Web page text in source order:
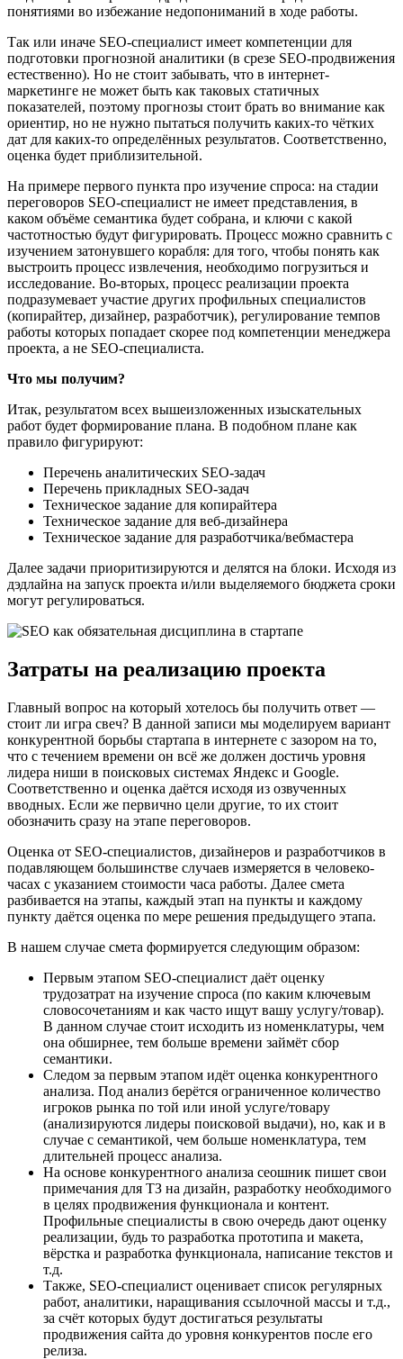
понятиями во избежание недопониманий в ходе работы.
Так или иначе SEO-специалист имеет компетенции для
подготовки прогнозной аналитики (в срезе SEO-продвижения
естественно). Но не стоит забывать, что в интернет-
маркетинге не может быть как таковых статичных
показателей, поэтому прогнозы стоит брать во внимание как
ориентир, но не нужно пытаться получить каких-то чётких
дат для каких-то определённых результатов. Соответственно,
оценка будет приблизительной.
На примере первого пункта про изучение спроса: на стадии
переговоров SEO-специалист не имеет представления, в
каком объёме семантика будет собрана, и ключи с какой
частотностью будут фигурировать. Процесс можно сравнить с
изучением затонувшего корабля: для того, чтобы понять как
выстроить процесс извлечения, необходимо погрузиться и
исследование. Во-вторых, процесс реализации проекта
подразумевает участие других профильных специалистов
(копирайтер, дизайнер, разработчик), регулирование темпов
работы которых попадает скорее под компетенции менеджера
проекта, а не SEO-специалиста.
Что мы получим?
Итак, результатом всех вышеизложенных изыскательных
работ будет формирование плана. В подобном плане как
правило фигурируют:
Перечень аналитических SEO-задач
Перечень прикладных SEO-задач
Техническое задание для копирайтера
Техническое задание для веб-дизайнера
Техническое задание для разработчика/вебмастера
Далее задачи приоритизируются и делятся на блоки. Исходя из
дэдлайна на запуск проекта и/или выделяемого бюджета сроки
могут регулироваться.
Затраты на реализацию проекта
Главный вопрос на который хотелось бы получить ответ —
стоит ли игра свеч? В данной записи мы моделируем вариант
конкурентной борьбы стартапа в интернете с зазором на то,
что с течением времени он всё же должен достичь уровня
лидера ниши в поисковых системах Яндекс и Google.
Соответственно и оценка даётся исходя из озвученных
вводных. Если же первично цели другие, то их стоит
обозначить сразу на этапе переговоров.
Оценка от SEO-специалистов, дизайнеров и разработчиков в
подавляющем большинстве случаев измеряется в человеко-
часах с указанием стоимости часа работы. Далее смета
разбивается на этапы, каждый этап на пункты и каждому
пункту даётся оценка по мере решения предыдущего этапа.
В нашем случае смета формируется следующим образом:
Первым этапом SEO-специалист даёт оценку
трудозатрат на изучение спроса (по каким ключевым
словосочетаниям и как часто ищут вашу услугу/товар).
В данном случае стоит исходить из номенклатуры, чем
она обширнее, тем больше времени займёт сбор
семантики.
Следом за первым этапом идёт оценка конкурентного
анализа. Под анализ берётся ограниченное количество
игроков рынка по той или иной услуге/товару
(анализируются лидеры поисковой выдачи), но, как и в
случае с семантикой, чем больше номенклатура, тем
длительней процесс анализа.
На основе конкурентного анализа сеошник пишет свои
примечания для ТЗ на дизайн, разработку необходимого
в целях продвижения функционала и контент.
Профильные специалисты в свою очередь дают оценку
реализации, будь то разработка прототипа и макета,
вёрстка и разработка функционала, написание текстов и
т.д.
Также, SEO-специалист оценивает список регулярных
работ, аналитики, наращивания ссылочной массы и т.д.,
за счёт которых будут достигаться результаты
продвижения сайта до уровня конкурентов после его
релиза.